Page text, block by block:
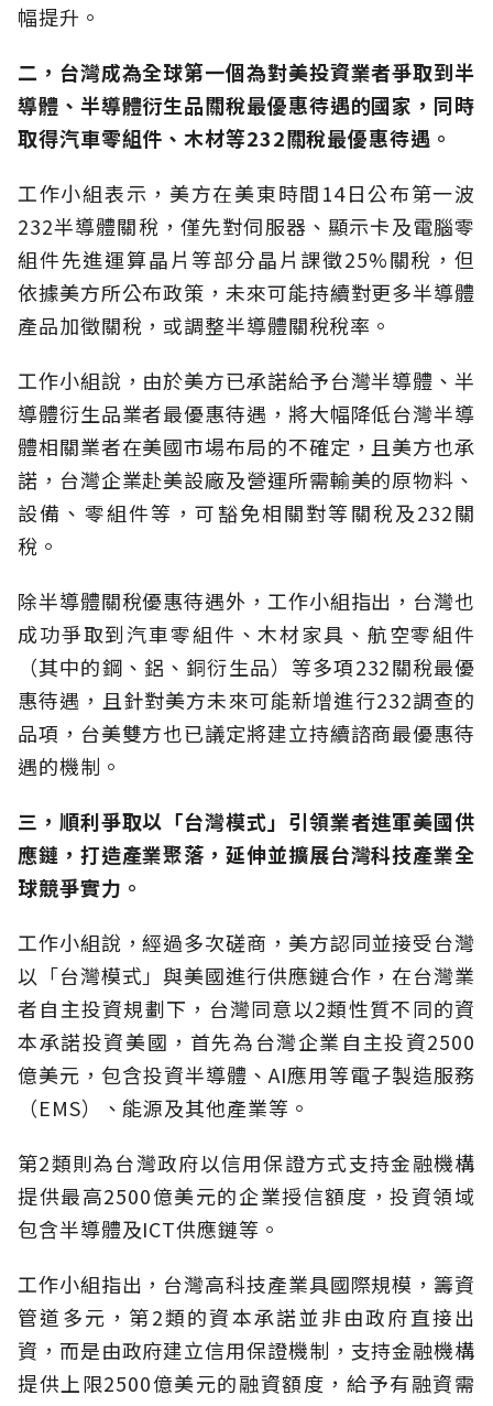
幅提升。
二，台灣成為全球第一個為對美投資業者爭取到半
導體、半導體衍生品關稅最優惠待遇的國家，同時
取得汽車零組件、木材等232關稅最優惠待遇。
工作小組表示，美方在美東時間14日公布第一波
232半導體關稅，僅先對伺服器、顯示卡及電腦零
組件先進運算晶片等部分晶片課徵25%關稅，但
依據美方所公布政策，未來可能持續對更多半導體
產品加徵關稅，或調整半導體關稅稅率。
工作小組說，由於美方已承諾給予台灣半導體、半
導體衍生品業者最優惠待遇，將大幅降低台灣半導
體相關業者在美國市場布局的不確定，且美方也承
諾，台灣企業赴美設廠及營運所需輸美的原物料、
設備、零組件等，可豁免相關對等關稅及232關
稅。
除半導體關稅優惠待遇外，工作小組指出，台灣也
成功爭取到汽車零組件、木材家具、航空零組件
（其中的鋼、鋁、銅衍生品）等多項232關稅最優
惠待遇，且針對美方未來可能新增進行232調查的
品項，台美雙方也已議定將建立持續諮商最優惠待
遇的機制。
三，順利爭取以「台灣模式」引領業者進軍美國供
應鏈，打造產業聚落，延伸並擴展台灣科技產業全
球競爭實力。
工作小組說，經過多次磋商，美方認同並接受台灣
以「台灣模式」與美國進行供應鏈合作，在台灣業
者自主投資規劃下，台灣同意以2類性質不同的資
本承諾投資美國，首先為台灣企業自主投資2500
億美元，包含投資半導體、AI應用等電子製造服務
（EMS）、能源及其他產業等。
第2類則為台灣政府以信用保證方式支持金融機構
提供最高2500億美元的企業授信額度，投資領域
包含半導體及ICT供應鏈等。
工作小組指出，台灣高科技產業具國際規模，籌資
管道多元，第2類的資本承諾並非由政府直接出
資，而是由政府建立信用保證機制，支持金融機構
提供上限2500億美元的融資額度，給予有融資需